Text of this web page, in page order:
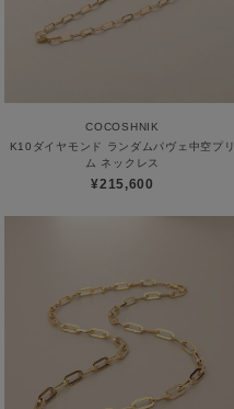
COCOSHNIK
K10ダイヤモンド ランダムパヴェ中空プリ
ム ネックレス
¥215,600